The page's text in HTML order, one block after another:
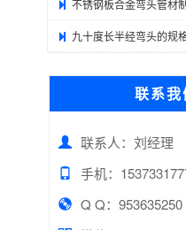
不锈钢板合金弯头管材
九十度长半经弯头的规
联系我
联系人：刘经理
手机：
Q Q：953635250